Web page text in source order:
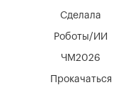
Сделала
Роботы/ИИ
ЧМ2026
Прокачаться